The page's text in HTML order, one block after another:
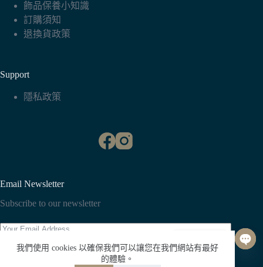
我們使用 cookies 以確保我們可以讓您在我們網站有最好
的體驗。
飾品保養小知識
訂購須知
退換貨政策
Support
隱私政策
Email Newsletter
Subscribe to our newsletter